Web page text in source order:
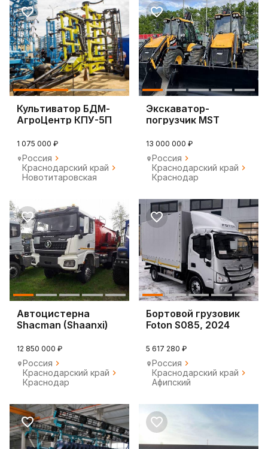
Культиватор БДМ-
АгроЦентр КПУ-5П
1 075 000 ₽
Россия
Краснодарский край
Новотитаровская
Экскаватор-
погрузчик MST
13 000 000 ₽
Россия
Краснодарский край
Краснодар
Автоцистерна
Shacman (Shaanxi)
12 850 000 ₽
Россия
Краснодарский край
Краснодар
Бортовой грузовик
Foton S085, 2024
5 617 280 ₽
Россия
Краснодарский край
Афипский